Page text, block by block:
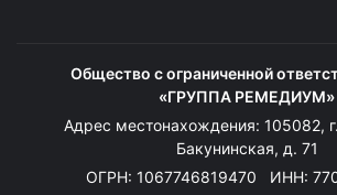
Общество с ограниченной
«ГРУППА РЕМЕДИУМ»
Адрес местонахождения: 105082,
Бакунинская, д. 71
ОГРН: 1067746819470 ИНН: